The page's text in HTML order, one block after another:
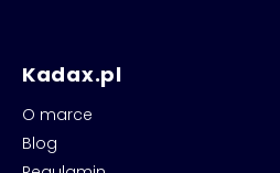
Kadax.pl
O marce
Blog